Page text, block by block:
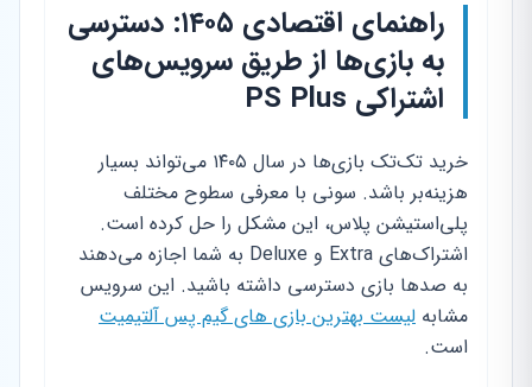
راهنمای اقتصادی ۱۴۰۵: دسترسی
به بازی‌ها از طریق سرویس‌های
اشتراکی PS Plus
خرید تک‌تک بازی‌ها در سال ۱۴۰۵ می‌تواند بسیار
هزینه‌بر باشد. سونی با معرفی سطوح مختلف
پلی‌استیشن پلاس، این مشکل را حل کرده است.
اشتراک‌های Extra و Deluxe به شما اجازه می‌دهند
به صدها بازی دسترسی داشته باشید. این سرویس
مشابه لیست بهترین بازی های گیم پس آلتیمیت
است.